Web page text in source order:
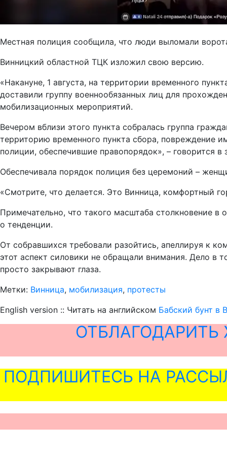
Местная полиция сообщила, что люди выломали
Винницкий областной ТЦК изложил свою версию.
«Накануне, 1 августа, на территории временного
доставили группу военнообязанных лиц для
мобилизационных мероприятий.
Вечером вблизи этого пункта собралась группа
территорию временного пункта сбора, повреждение
полиции, обеспечившие правопорядок», – говорится в
Обеспечивала порядок полиция без церемоний –
«Смотрите, что делается. Это Винница, комфортный
Примечательно, что такого масштаба столкновение
о тенденции.
От собравшихся требовали разойтись, апеллируя к
этот аспект силовики не обращали внимания. Дело в
просто закрывают глаза.
Метки: Винница, мобилизация, протесты
English version :: Читать на английском Бабский бунт в
ПОДПИШИТЕСЬ НА